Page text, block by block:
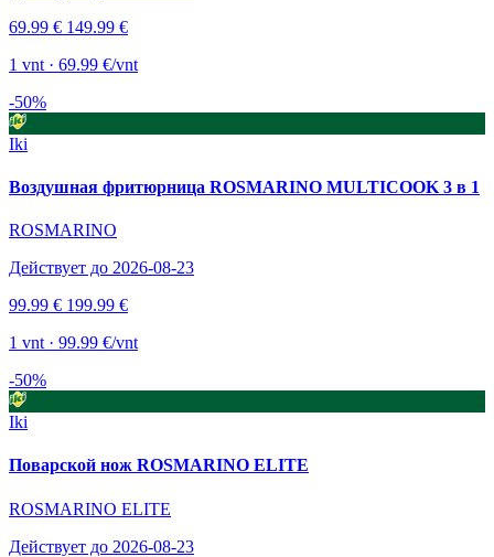
69.99 € 149.99 €
1 vnt · 69.99 €/vnt
-50%
Iki
Воздушная фритюрница ROSMARINO MULTICOOK 3 в 1
ROSMARINO
Действует до 2026-08-23
99.99 € 199.99 €
1 vnt · 99.99 €/vnt
-50%
Iki
Поварской нож ROSMARINO ELITE
ROSMARINO ELITE
Действует до 2026-08-23